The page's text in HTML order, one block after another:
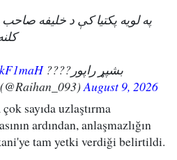
په لویه پکتیا کې د خلیفه
بشپړ راپور????
August 9, 2026
sayıda uzlaştırma
ardından, anlaşmazlığın
tam yetki verdiği belirtildi.